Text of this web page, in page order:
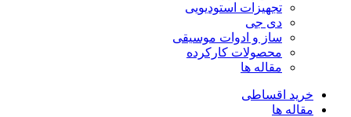
تجهیزات استودیویی
دی جی
ساز و ادوات موسیقی
محصولات کارکرده
مقاله ها
خرید اقساطی
مقاله ها